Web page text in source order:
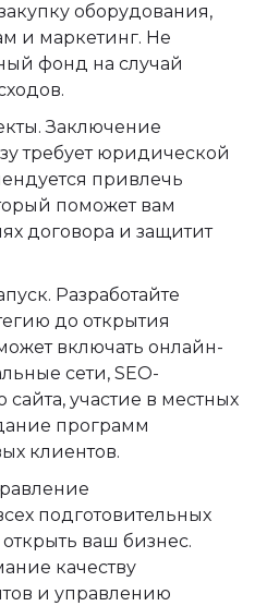
оборудования,
и маркетинг. Не
фонд на случай
Заключение
требует юридической
привлечь
поможет вам
договора и защитит
Разработайте
до открытия
включать онлайн-
сети, SEO-
участие в местных
программ
клиентов.
подготовительных
ваш бизнес.
качеству
и управлению